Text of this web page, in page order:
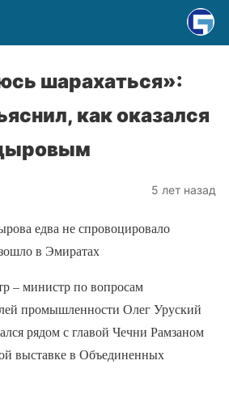
шарахаться»:
как оказался
5 лет назад
едва не спровоцировало
в Эмиратах
– министр по вопросам
промышленности Олег Уруский
рядом с главой Чечни Рамзаном
выставке в Объединенных